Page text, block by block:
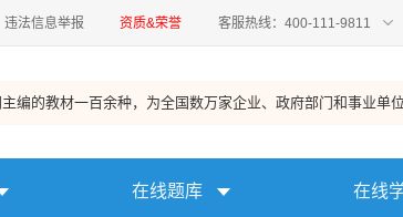
违法信息举报 资质&荣誉 客服热线：400-111-9811
编的教材一百余种，为全国数万家企业、政府部门和事业单
在线题库 在线